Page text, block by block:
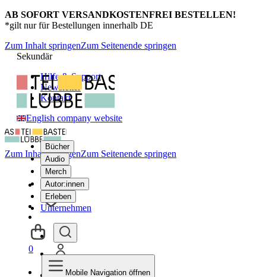
AB SOFORT VERSANDKOSTENFREI BESTELLEN!
*gilt nur für Bestellungen innerhalb DE
Zum Inhalt springenZum Seitenende springen
Sekundär
Hilfe & Support
Newsletter
Kontakt
English company website
Bücher
Audio
Merch
Autor:innen
Erleben
Unternehmen
Zum Inhalt springenZum Seitenende springen
0
Mobile Navigation öffnen